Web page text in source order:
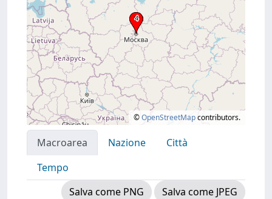
©OpenStreetMapcontributors.
Macroarea Nazione
Città
Tempo
Salva come PNG
Salva come JPEG